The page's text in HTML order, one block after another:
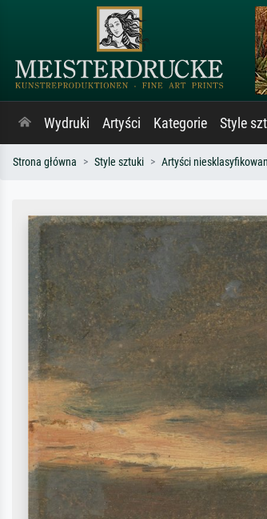
Wydruki Artyści Kategorie Style
Strona główna Style sztuki Artyści